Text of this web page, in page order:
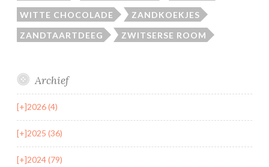
WITTE CHOCOLADE ZANDKOEKJES
ZANDTAARTDEEG ZWITSERSE ROOM
Archief
[+]2026 (4)
[+]2025 (36)
[+]2024 (79)